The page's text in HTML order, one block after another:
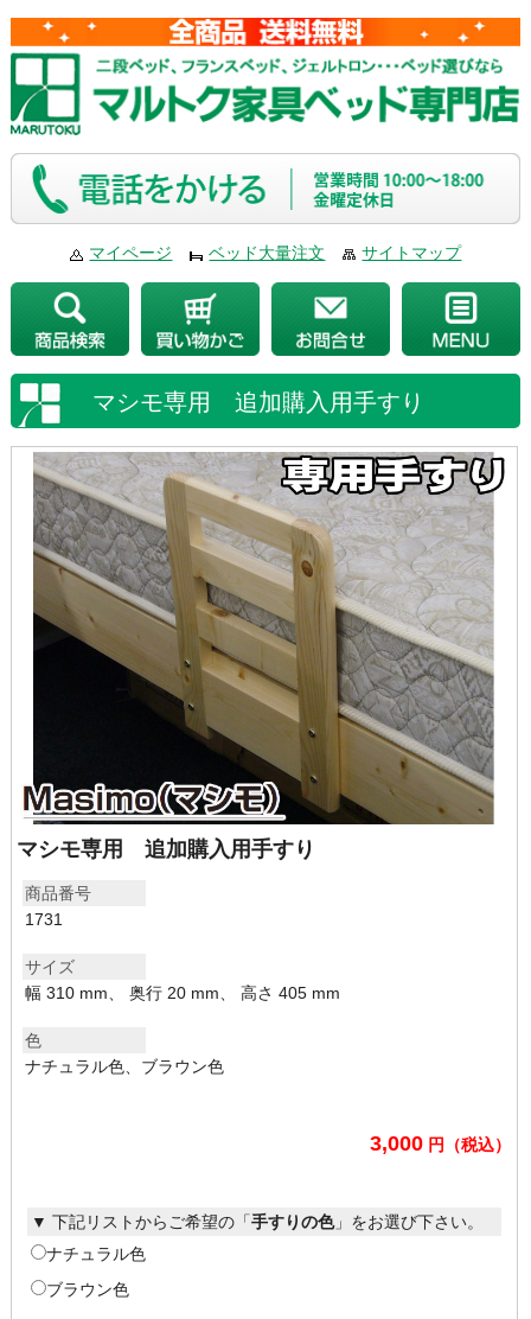
マイページ ベッド大量注文 サイトマップ
マシモ専用 追加購入用手すり
マシモ専用 追加購入用手すり
商品番号
1731
サイズ
幅 310 mm、 奥行 20 mm、 高さ 405 mm
色
ナチュラル色、ブラウン色
3,000 円（税込）
▼ 下記リストからご希望の「手すりの色」をお選び下さい。
ナチュラル色
ブラウン色